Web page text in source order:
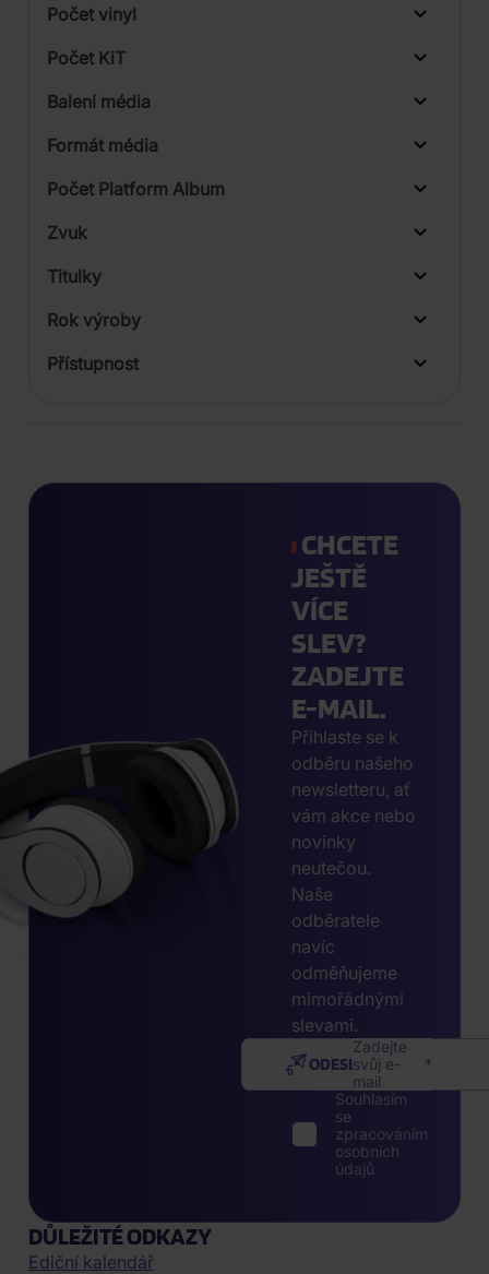
Počet vinyl
Počet KiT
Balení média
Formát média
Počet Platform Album
Zvuk
Titulky
Rok výroby
Přístupnost
CHCETE
JEŠTĚ
VÍCE
SLEV?
ZADEJTE
E-MAIL.
Přihlaste se k
odběru našeho
newsletteru, ať
vám akce nebo
novinky
neutečou.
Naše
odběratele
navíc
odměňujeme
mimořádnými
slevami.
Zadejte
svůj e-
mail
ODESLAT
Souhlasím
se
zpracováním
osobních
údajů
DŮLEŽITÉ ODKAZY
Ediční kalendář